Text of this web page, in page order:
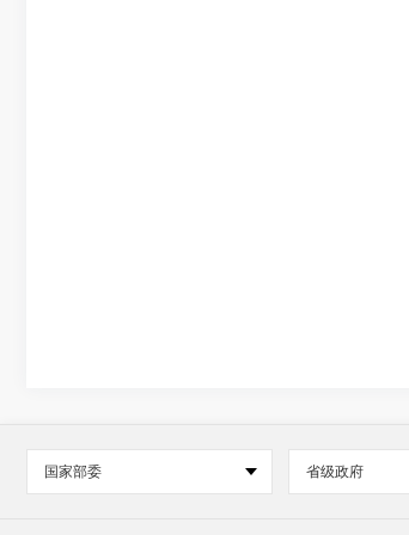
国家部委 省级政府